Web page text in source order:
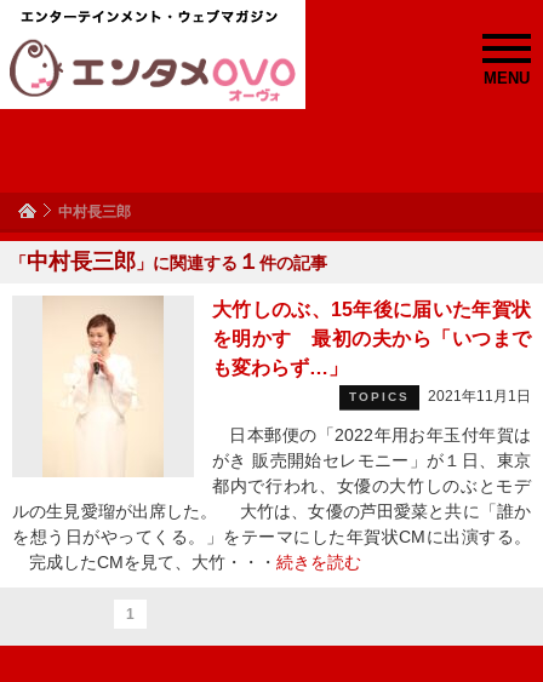
MENU
中村長三郎
「中村長三郎 」に関連する １ 件の記事
大竹しのぶ、15年後に届いた年賀状
を明かす 最初の夫から「いつまで
も変わらず…」
TOPICS 2021年11月1日
日本郵便の「2022年用お年玉付年賀は
がき 販売開始セレモニー」が１日、東京
都内で行われ、女優の大竹しのぶとモデ
ルの生見愛瑠が出席した。 大竹は、女優の芦田愛菜と共に「誰か
を想う日がやってくる。」をテーマにした年賀状CMに出演する。
完成したCMを見て、大竹・・・ 続きを読む
1